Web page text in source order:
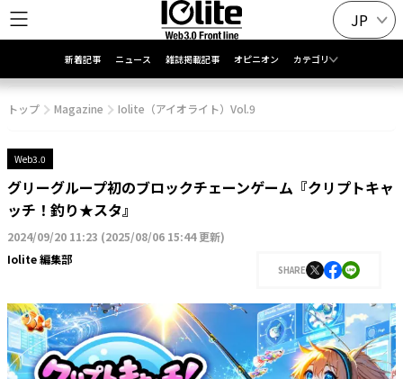
JP
新着記事 ニュース 雑誌掲載記事 オピニオン カテゴリ
トップ Magazine Iolite（アイオライト）Vol.9
Web3.0
グリーグループ初のブロックチェーンゲーム『クリプトキャ
ッチ！釣り★スタ』
2024/09/20 11:23 (2025/08/06 15:44 更新)
Iolite 編集部
SHARE